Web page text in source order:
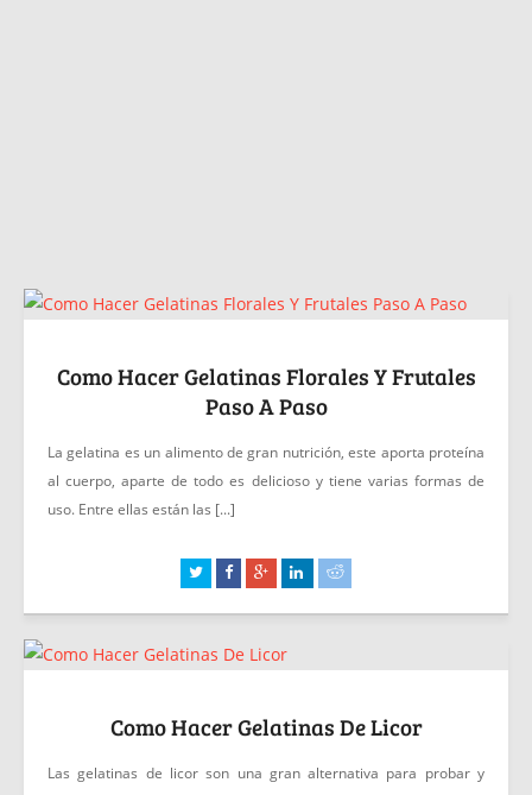
Como Hacer Gelatinas Florales Y Frutales
Paso A Paso
La gelatina es un alimento de gran nutrición, este aporta proteína
al cuerpo, aparte de todo es delicioso y tiene varias formas de
uso. Entre ellas están las [...]
Como Hacer Gelatinas De Licor
Las gelatinas de licor son una gran alternativa para probar y